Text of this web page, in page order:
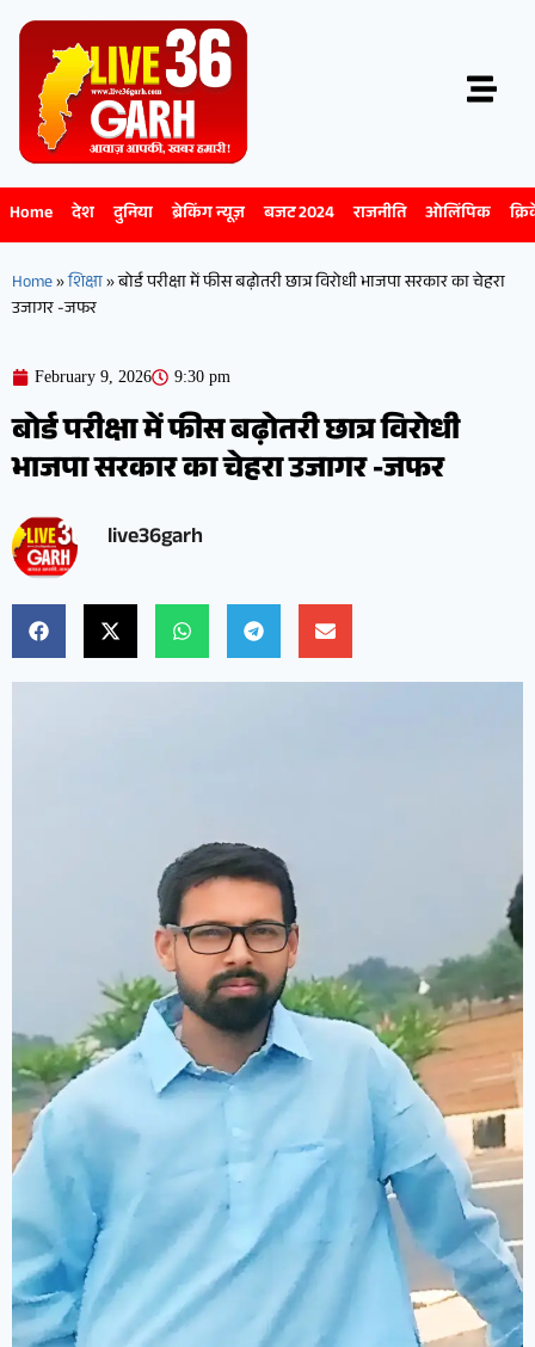
Home देश दुनिया ब्रेकिंग न्यूज़ बजट 2024 राजनीति ओलिंपिक
Home»शिक्षा»बोर्ड परीक्षा में फीस बढ़ोतरी छात्र विरोधी भाजपा सरकार का चेहरा
उजागर -जफर
February 9, 2026 9:30 pm
बोर्ड परीक्षा में फीस बढ़ोतरी छात्र विरोधी
भाजपा सरकार का चेहरा उजागर -जफर
live36garh